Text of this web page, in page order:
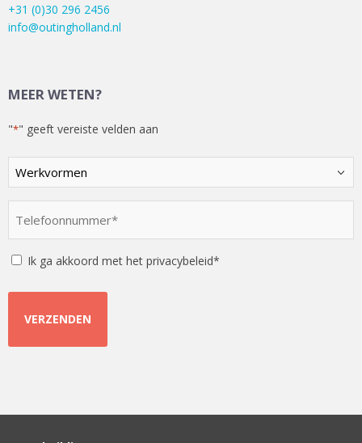
+31 (0)30 296 2456
info@outingholland.nl
MEER WETEN?
"*" geeft vereiste velden aan
Kies
een
optie
Instemming
Ik ga akkoord met het privacybeleid*